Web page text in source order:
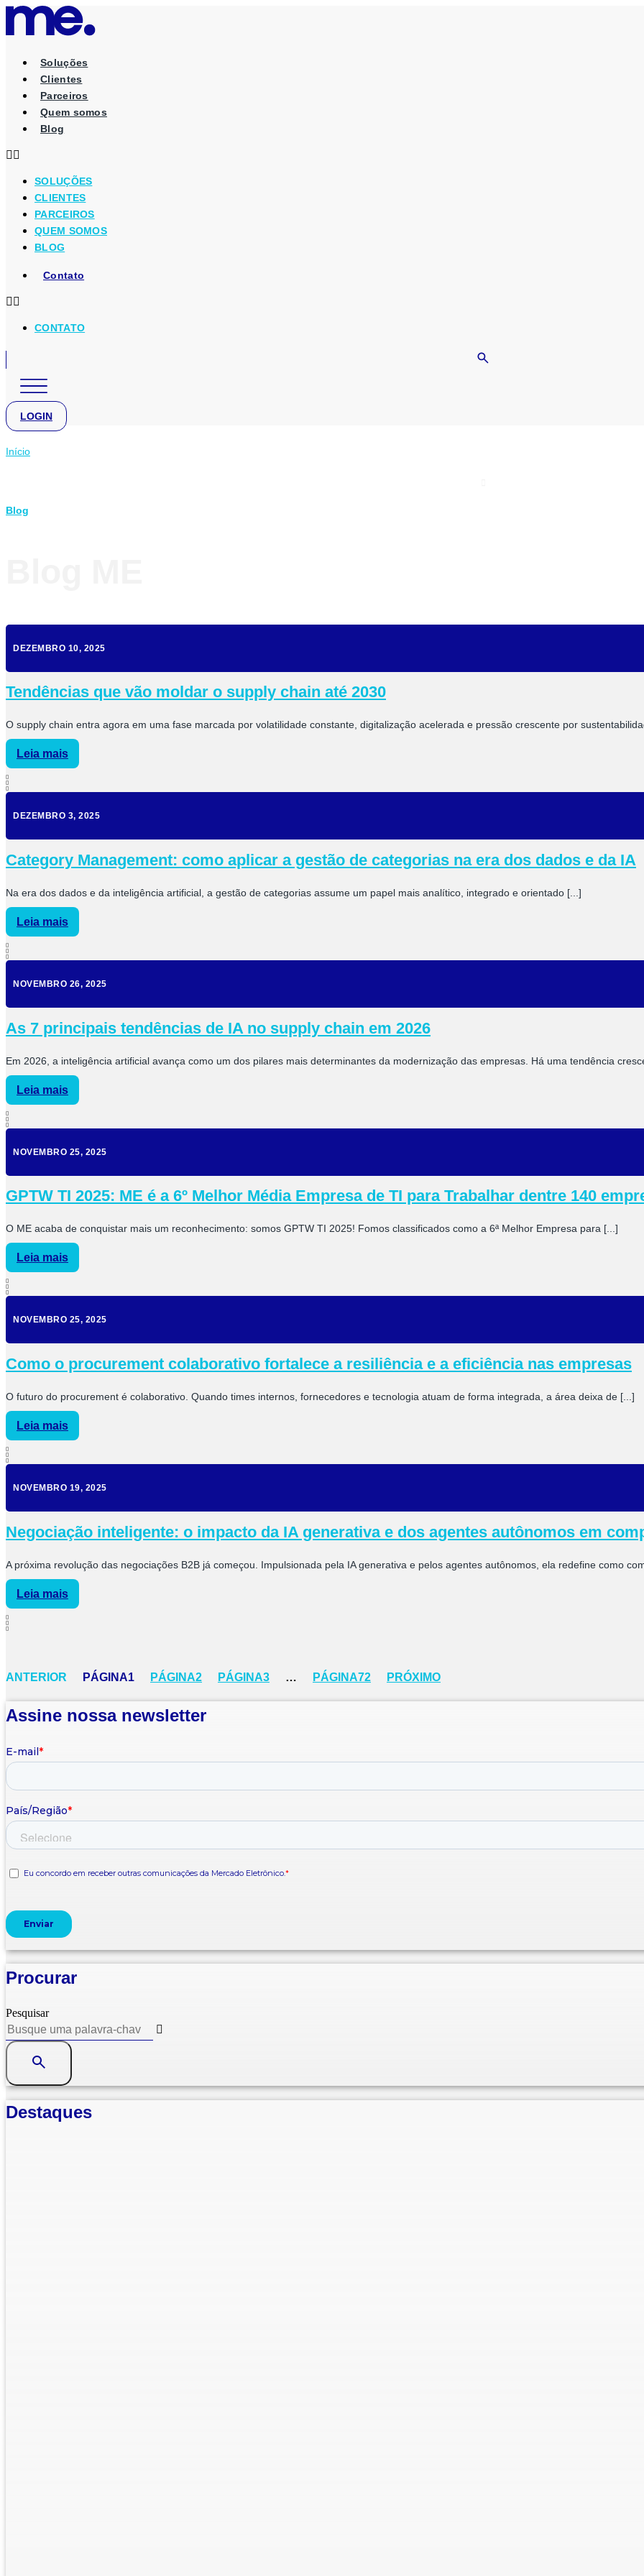
o
Soluções
Clientes
Parceiros
Quem somos
Blog
SOLUÇÕES
CLIENTES
PARCEIROS
QUEM SOMOS
BLOG
Contato
CONTATO
LOGIN
Início
Blog
DEZEMBRO 10, 2025
Tendências que vão moldar o supply chain até 2030
O supply chain entra agora em uma fase marcada por volatilidade constante, digitalização acelerada e pressão crescente por
Leia mais
DEZEMBRO 3, 2025
Category Management: como aplicar a gestão de categorias na era dos dados e da IA
Na era dos dados e da inteligência artificial, a gestão de categorias assume um papel mais analítico, integrado e orientado [...]
Leia mais
NOVEMBRO 26, 2025
As 7 principais tendências de IA no supply chain em 2026
Em 2026, a inteligência artificial avança como um dos pilares mais determinantes da modernização das empresas. Há uma tendência
Leia mais
NOVEMBRO 25, 2025
GPTW TI 2025: ME é a 6º Melhor Média Empresa de TI para Trabalhar dentre 140
O ME acaba de conquistar mais um reconhecimento: somos GPTW TI 2025! Fomos classificados como a 6ª Melhor Empresa para [...]
Leia mais
NOVEMBRO 25, 2025
Como o procurement colaborativo fortalece a resiliência e a eficiência nas empresas
O futuro do procurement é colaborativo. Quando times internos, fornecedores e tecnologia atuam de forma integrada, a área deixa de [...]
Leia mais
NOVEMBRO 19, 2025
Negociação inteligente: o impacto da IA generativa e dos agentes autônomos em
A próxima revolução das negociações B2B já começou. Impulsionada pela IA generativa e pelos agentes autônomos, ela redefine como
Leia mais
ANTERIOR PÁGINA1 PÁGINA2 PÁGINA3 … PÁGINA72 PRÓXIMO
Assine nossa newsletter
Procurar
Pesquisar
Destaques